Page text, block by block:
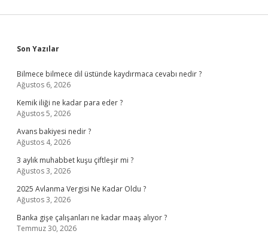
Sidebar
Son Yazılar
Bilmece bilmece dil üstünde kaydırmaca cevabı nedir ?
Ağustos 6, 2026
Kemik iliği ne kadar para eder ?
Ağustos 5, 2026
Avans bakiyesi nedir ?
Ağustos 4, 2026
3 aylık muhabbet kuşu çiftleşir mi ?
Ağustos 3, 2026
2025 Avlanma Vergisi Ne Kadar Oldu ?
Ağustos 3, 2026
Banka gişe çalışanları ne kadar maaş alıyor ?
Temmuz 30, 2026